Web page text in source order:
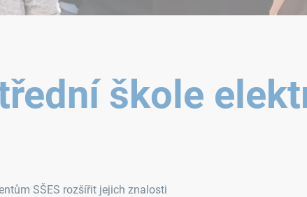
škole
SŠES rozšířit jejich znalosti